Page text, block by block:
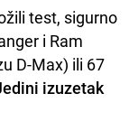
test, sigurno
i Ram
D-Max) ili 67
izuzetak